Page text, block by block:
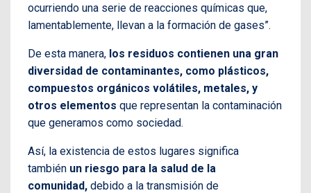
ocurriendo una serie de reacciones químicas que,
lamentablemente, llevan a la formación de gases”.
De esta manera, los residuos contienen una gran
diversidad de contaminantes, como plásticos,
compuestos orgánicos volátiles, metales, y
otros elementos que representan la contaminación
que generamos como sociedad.
Así, la existencia de estos lugares significa
también un riesgo para la salud de la
comunidad, debido a la transmisión de